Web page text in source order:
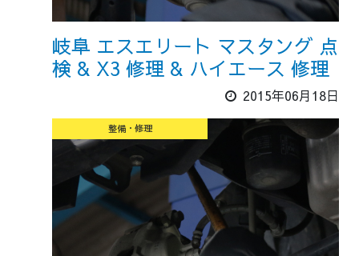
岐阜 エスエリート マスタング 点
検 & X3 修理 & ハイエース 修理
2015年06月18日
整備・修理